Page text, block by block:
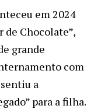
em 2024
de Chocolate”,
grande
com
a
para a filha.